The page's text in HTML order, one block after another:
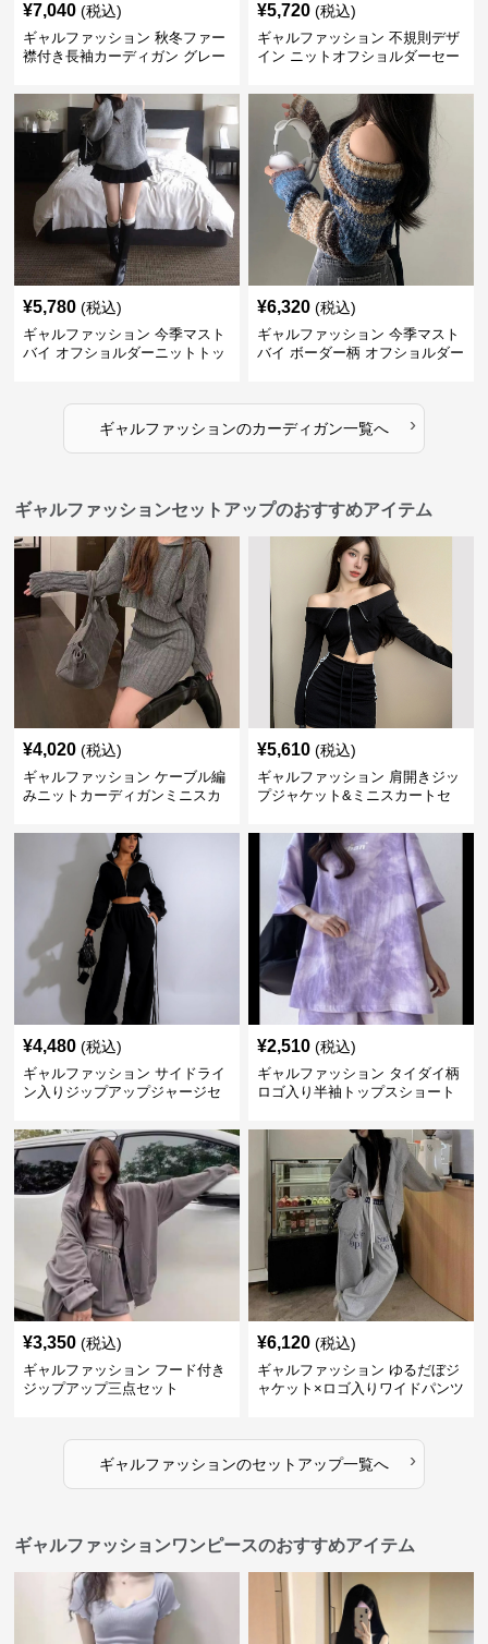
¥7,040 (税込)
ギャルファッション 秋冬ファー
襟付き長袖カーディガン グレー
¥5,720 (税込)
ギャルファッション 不規則デザ
イン ニットオフショルダーセー
¥5,780 (税込)
ギャルファッション 今季マスト
バイ オフショルダーニットトッ
¥6,320 (税込)
ギャルファッション 今季マスト
バイ ボーダー柄 オフショルダー
ギャルファッションのカーディガン一覧へ ›
ギャルファッションセットアップのおすすめアイテム
¥4,020 (税込)
ギャルファッション ケーブル編
みニットカーディガンミニスカ
¥5,610 (税込)
ギャルファッション 肩開きジッ
プジャケット&ミニスカートセ
¥4,480 (税込)
ギャルファッション サイドライ
ン入りジップアップジャージセ
¥2,510 (税込)
ギャルファッション タイダイ柄
ロゴ入り半袖トップスショート
¥3,350 (税込)
ギャルファッション フード付き
ジップアップ三点セット
¥6,120 (税込)
ギャルファッション ゆるだぼジ
ャケット×ロゴ入りワイドパンツ
ギャルファッションのセットアップ一覧へ ›
ギャルファッションワンピースのおすすめアイテム